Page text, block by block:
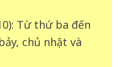
Từ thứ ba đến
chủ nhật và